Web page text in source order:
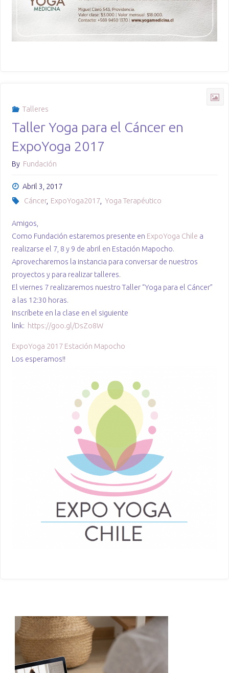
Talleres
Taller Yoga para el Cáncer en
ExpoYoga 2017
By Fundación
Abril 3, 2017
Cáncer, ExpoYoga2017 Yoga Terapéutico
Amigos,
Como Fundación estaremos presente en ExpoYoga Chile a
realizarse el 7, 8 y 9 de abril en Estación Mapocho.
Aprovecharemos la instancia para conversar de nuestros
proyectos y para realizar talleres.
El viernes 7 realizaremos nuestro Taller “Yoga para el Cáncer”
a las 12:30 horas.
Inscríbete en la clase en el siguiente
link: https://goo.gl/DsZo8W
ExpoYoga 2017 Estación Mapocho
Los esperamos!!